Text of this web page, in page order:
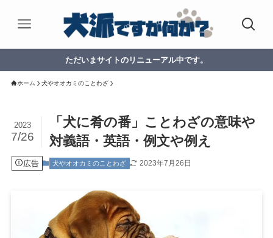
ただいまサイトのリニューアル中です。
ホーム 犬やオオカミのことわざ
「犬に肴の番」ことわざの意味や
対義語・英語・例文や例え
2023
7/26
広告 犬やオオカミのことわざ 2023年7月26日